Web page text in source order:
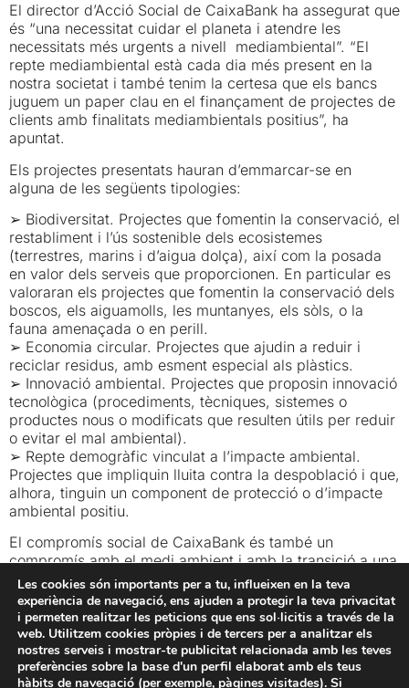
El director d’Acció Social de CaixaBank ha assegurat que
és “una necessitat cuidar el planeta i atendre les
necessitats més urgents a nivell mediambiental”. “El
repte mediambiental està cada dia més present en la
nostra societat i també tenim la certesa que els bancs
juguem un paper clau en el finançament de projectes de
clients amb finalitats mediambientals positius”, ha
apuntat.
Els projectes presentats hauran d’emmarcar-se en
alguna de les següents tipologies:
➢ Biodiversitat. Projectes que fomentin la conservació, el
restabliment i l’ús sostenible dels ecosistemes
(terrestres, marins i d’aigua dolça), així com la posada
en valor dels serveis que proporcionen. En particular es
valoraran els projectes que fomentin la conservació dels
boscos, els aiguamolls, les muntanyes, els sòls, o la
fauna amenaçada o en perill.
➢ Economia circular. Projectes que ajudin a reduir i
reciclar residus, amb esment especial als plàstics.
➢ Innovació ambiental. Projectes que proposin innovació
tecnològica (procediments, tècniques, sistemes o
productes nous o modificats que resulten útils per reduir
o evitar el mal ambiental).
➢ Repte demogràfic vinculat a l’impacte ambiental.
Projectes que impliquin lluita contra la despoblació i que,
alhora, tinguin un component de protecció o d’impacte
ambiental positiu.
El compromís social de CaixaBank és també un
compromís amb el medi ambient i amb la transició a una
economia baixa en carboni. L’entitat gestiona la seva
activitat diària en el marc d’aquest compromís,
respectant l’entorn i les persones, i destina una part del
pressupost a desenvolupar estratègies climàtiques a
llarg termini.
Les cookies són importants per a tu, influeixen en la teva
experiència de navegació, ens ajuden a protegir la teva privacitat
i permeten realitzar les peticions que ens sol·licitis a través de la
web. Utilitzem cookies pròpies i de tercers per a analitzar els
nostres serveis i mostrar-te publicitat relacionada amb les teves
preferències sobre la base d'un perfil elaborat amb els teus
hàbits de navegació (per exemple, pàgines visitades). Si